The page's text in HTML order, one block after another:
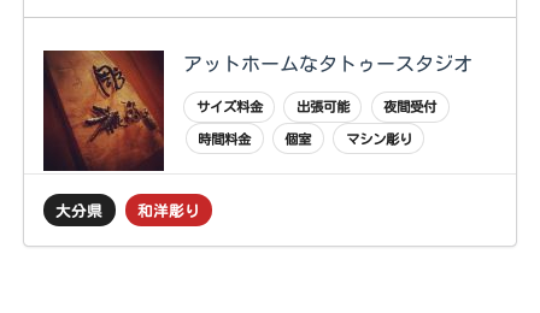
アットホームなタトゥースタジオ
サイズ料金 出張可能
夜間受付
時間料金
個室 マシン彫り
大分県 和洋彫り